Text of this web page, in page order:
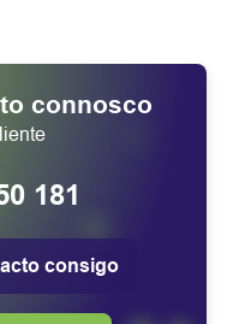
connosco
181
consigo